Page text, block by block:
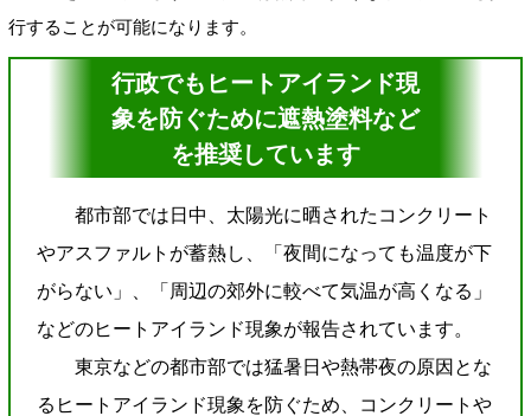
行することが可能になります。
行政でもヒートアイランド現
象を防ぐために遮熱塗料など
を推奨しています
都市部では日中、太陽光に晒されたコンクリート
やアスファルトが蓄熱し、「夜間になっても温度が下
がらない」、「周辺の郊外に較べて気温が高くなる」
などのヒートアイランド現象が報告されています。
東京などの都市部では猛暑日や熱帯夜の原因とな
るヒートアイランド現象を防ぐため、コンクリートや